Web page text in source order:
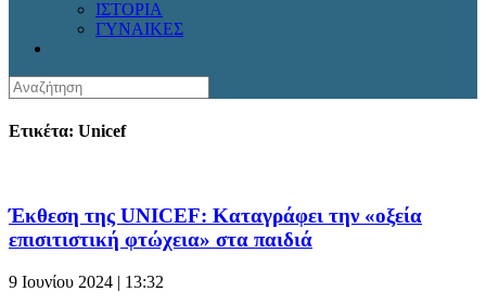
ΙΣΤΟΡΙΑ
ΓΥΝΑΙΚΕΣ
Ετικέτα: Unicef
Έκθεση της UNICEF: Καταγράφει την «οξεία
επισιτιστική φτώχεια» στα παιδιά
9 Ιουνίου 2024 | 13:32